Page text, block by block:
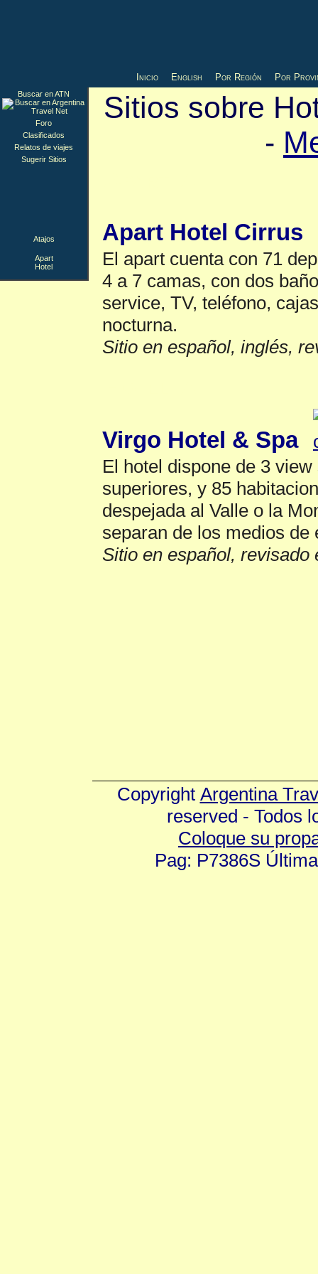
Inicio English Por Región Por
Sitios sobre
-
Apart Hotel Cirrus
El apart cuenta con 71
4 a 7 camas, con dos
service, TV, teléfono,
nocturna.
Sitio en español, inglés,
Virgo Hotel & Spa
El hotel dispone de 3
superiores, y 85
despejada al Valle o la
separan de los medios de
Sitio en español, revisado
Buscar en ATN
Foro
Clasificados
Relatos de viajes
Sugerir Sitios
Atajos
Apart
Hotel
Copyright Argentina
reserved - Todos
Coloque su
Pag: P7386S